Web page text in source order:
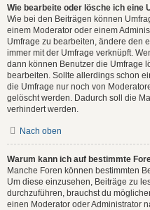
Wie bearbeite oder lösche ich eine
Wie bei den Beiträgen können
einem Moderator oder einem
Umfrage zu bearbeiten, ändere den
immer mit der Umfrage verknüpft.
dann können Benutzer die Umfrage
bearbeiten. Sollte allerdings schon
die Umfrage nur noch von
gelöscht werden. Dadurch soll die
verhindert werden.
Nach oben
Warum kann ich auf bestimmte
Manche Foren können bestimmten
Um diese einzusehen, Beiträge zu
durchzuführen, brauchst du
einen Moderator oder Administrator